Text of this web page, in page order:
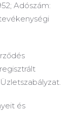
Adószám:
és